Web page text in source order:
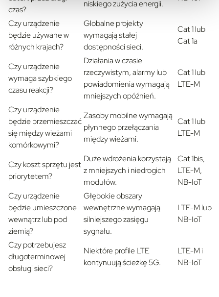
czas?
niskiego zużycia energii.
Czy urządzenie
będzie używane w
różnych krajach?
Globalne projekty
wymagają stałej
dostępności sieci.
Cat 1 lub
Cat 1a
Czy urządzenie
wymaga szybkiego
czasu reakcji?
Działania w czasie
rzeczywistym, alarmy lub
powiadomienia wymagają
mniejszych opóźnień.
Cat 1 lub
LTE-M
Czy urządzenie
będzie przemieszczać
się między wieżami
komórkowymi?
Zasoby mobilne wymagają
płynnego przełączania
między wieżami.
Cat 1 lub
LTE-M
Czy koszt sprzętu jest
priorytetem?
Duże wdrożenia korzystają
z mniejszych i niedrogich
modułów.
Cat 1bis,
LTE-M,
NB-IoT
Czy urządzenie
będzie umieszczone
wewnątrz lub pod
ziemią?
Głębokie obszary
wewnętrzne wymagają
silniejszego zasięgu
sygnału.
LTE-M lub
NB-IoT
Czy potrzebujesz
długoterminowej
obsługi sieci?
Niektóre profile LTE
kontynuują ścieżkę 5G.
LTE-M i
NB-IoT